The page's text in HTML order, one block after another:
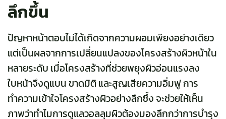
ลึกขึ้น
ปัญหาหน้าตอบไม่ได้เกิดจากความผอมเพียงอย่างเดียว
แต่เป็นผลจากการเปลี่ยนแปลงของโครงสร้างผิวหน้าใน
หลายระดับ เมื่อโครงสร้างที่ช่วยพยุงผิวอ่อนแรงลง
ใบหน้าจึงดูแบน ขาดมิติ และสูญเสียความอิ่มฟู การ
ทำความเข้าใจโครงสร้างผิวอย่างลึกซึ้ง จะช่วยให้เห็น
ภาพว่าทำไมการดูแลวอลลุมผิวต้องมองลึกกว่าการบำรุง